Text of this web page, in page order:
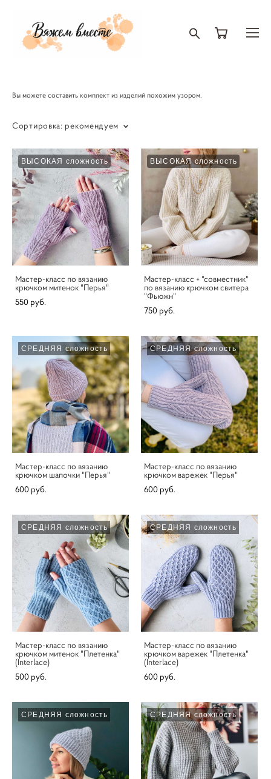
Вы можете составить комплект из изделий похожим узором.
Сортировка: рекомендуем
ВЫСОКАЯ сложность
Мастер-класс по вязанию
крючком митенок "Перья"
550 pуб.
ВЫСОКАЯ сложность
Мастер-класс + "совместник"
по вязанию крючком свитера
"Фьюжн"
750 pуб.
СРЕДНЯЯ сложность
Мастер-класс по вязанию
крючком шапочки "Перья"
600 pуб.
СРЕДНЯЯ сложность
Мастер-класс по вязанию
крючком варежек "Перья"
600 pуб.
СРЕДНЯЯ сложность
Мастер-класс по вязанию
крючком митенок "Плетенка"
(Interlace)
500 pуб.
СРЕДНЯЯ сложность
Мастер-класс по вязанию
крючком варежек "Плетенка"
(Interlace)
600 pуб.
СРЕДНЯЯ сложность СРЕДНЯЯ сложность